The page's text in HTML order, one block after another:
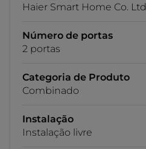
Haier Smart Home Co. Ltd.
Número de portas
2 portas
Categoria de Produto
Combinado
Instalação
Instalação livre